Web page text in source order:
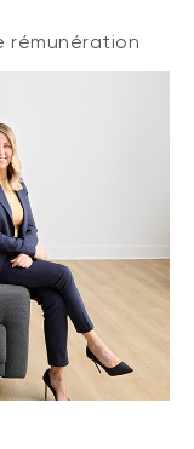
rémunération